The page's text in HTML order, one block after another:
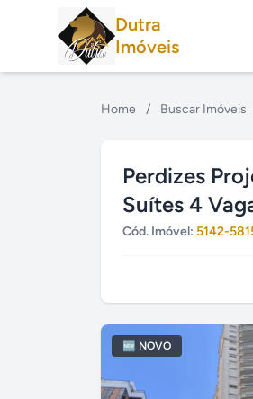
Dutra
Imóveis
Home / Buscar Imóveis
Perdizes
Suítes 4
Cód. Imóvel: 5142-
🆕 NOVO